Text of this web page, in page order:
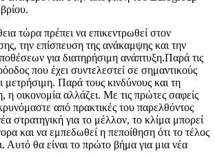
τώρα πρέπει να επικεντρωθεί στον
την επίσπευση της ανάκαμψης και την
για διατηρήσιμη ανάπτυξη.Παρά τις
που έχει συντελεστεί σε σημαντικούς
μετρήσιμη. Παρά τους κινδύνους και τη
η οικονομία αλλάζει. Με τις πρώτες σαφείς
από πρακτικές του παρελθόντος
στρατηγική για το μέλλον, το κλίμα μπορεί
και να εμπεδωθεί η πεποίθηση ότι το τέλος
Αυτό θα είναι το πρώτο βήμα για μια νέα